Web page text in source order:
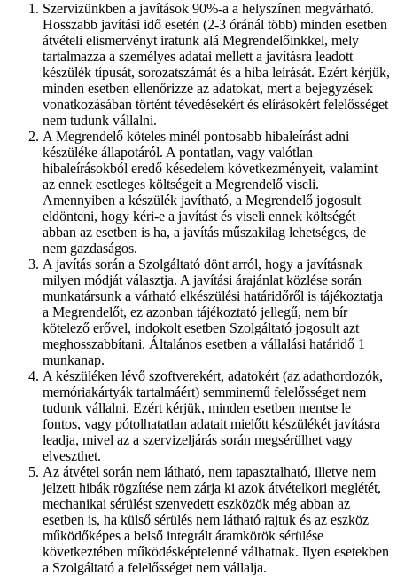
Szervizünkben a javítások 90%-a a helyszínen megvárható.
Hosszabb javítási idő esetén (2-3 óránál több) minden esetben
átvételi elismervényt iratunk alá Megrendelőinkkel, mely
tartalmazza a személyes adatai mellett a javításra leadott
készülék típusát, sorozatszámát és a hiba leírását. Ezért kérjük,
minden esetben ellenőrizze az adatokat, mert a bejegyzések
vonatkozásában történt tévedésekért és elírásokért felelősséget
nem tudunk vállalni.
A Megrendelő köteles minél pontosabb hibaleírást adni
készüléke állapotáról. A pontatlan, vagy valótlan
hibaleírásokból eredő késedelem következményeit, valamint
az ennek esetleges költségeit a Megrendelő viseli.
Amennyiben a készülék javítható, a Megrendelő jogosult
eldönteni, hogy kéri-e a javítást és viseli ennek költségét
abban az esetben is ha, a javítás műszakilag lehetséges, de
nem gazdaságos.
A javítás során a Szolgáltató dönt arról, hogy a javításnak
milyen módját választja. A javítási árajánlat közlése során
munkatársunk a várható elkészülési határidőről is tájékoztatja
a Megrendelőt, ez azonban tájékoztató jellegű, nem bír
kötelező erővel, indokolt esetben Szolgáltató jogosult azt
meghosszabbítani. Általános esetben a vállalási határidő 1
munkanap.
A készüléken lévő szoftverekért, adatokért (az adathordozók,
memóriakártyák tartalmáért) semminemű felelősséget nem
tudunk vállalni. Ezért kérjük, minden esetben mentse le
fontos, vagy pótolhatatlan adatait mielőtt készülékét javításra
leadja, mivel az a szervizeljárás során megsérülhet vagy
elveszthet.
Az átvétel során nem látható, nem tapasztalható, illetve nem
jelzett hibák rögzítése nem zárja ki azok átvételkori meglétét,
mechanikai sérülést szenvedett eszközök még abban az
esetben is, ha külső sérülés nem látható rajtuk és az eszköz
működőképes a belső integrált áramkörök sérülése
következtében működésképtelenné válhatnak. Ilyen esetekben
a Szolgáltató a felelősséget nem vállalja.